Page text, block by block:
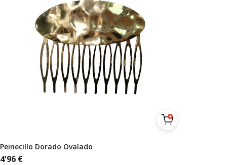
Peinecillo Dorado Ovalado
4'96 €